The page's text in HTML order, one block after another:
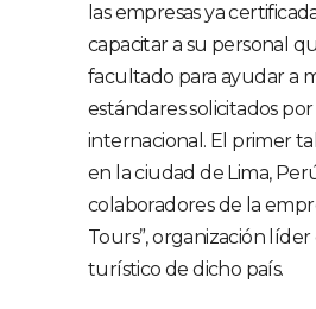
las empresas ya
capacitar a su personal
facultado para ayudar a
estándares solicitados
internacional. El primer
en la ciudad de Lima,
colaboradores de la
Tours”, organización
turístico de dicho país.